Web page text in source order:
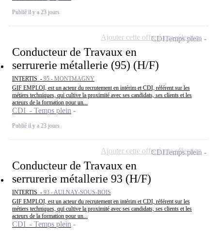
Publié il y a 23 jours
Conducteur de Travaux en
serrurerie métallerie (95) (H/F)
INTERTIS - 95 - MONTMAGNY
GIF EMPLOI, est un acteur du recrutement en intérim et CDI, référent sur les
métiers techniques, qui cultive la proximité avec ses candidats, ses clients et les
acteurs de la formation pour un...
CDI - Temps plein
Publié il y a 23 jours
CDITemps plein
Ajouter cette offre à ma sélection
Conducteur de Travaux en
serrurerie métallerie 93 (H/F)
INTERTIS - 93 - AULNAY-SOUS-BOIS
GIF EMPLOI, est un acteur du recrutement en intérim et CDI, référent sur les
métiers techniques, qui cultive la proximité avec ses candidats, ses clients et les
acteurs de la formation pour un...
CDI - Temps plein
CDITemps plein
Ajouter cette offre à ma sélection